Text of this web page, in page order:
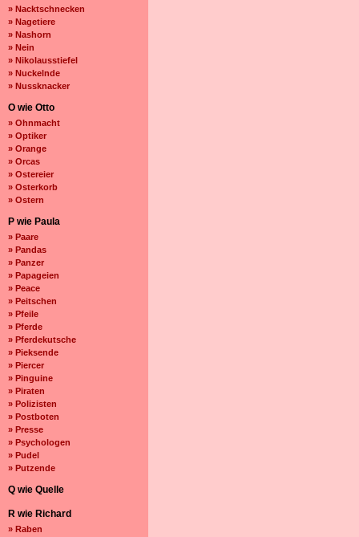
» Nacktschnecken
» Nagetiere
» Nashorn
» Nein
» Nikolausstiefel
» Nuckelnde
» Nussknacker
O wie Otto
» Ohnmacht
» Optiker
» Orange
» Orcas
» Ostereier
» Osterkorb
» Ostern
P wie Paula
» Paare
» Pandas
» Panzer
» Papageien
» Peace
» Peitschen
» Pfeile
» Pferde
» Pferdekutsche
» Pieksende
» Piercer
» Pinguine
» Piraten
» Polizisten
» Postboten
» Presse
» Psychologen
» Pudel
» Putzende
Q wie Quelle
R wie Richard
» Raben